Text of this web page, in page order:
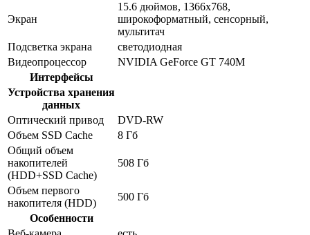
Экран
15.6 дюймов, 1366x768,
широкоформатный, сенсорный,
мультитач
Подсветка экрана
светодиодная
Видеопроцессор
NVIDIA GeForce GT 740M
Интерфейсы
Устройства хранения
данных
Оптический привод
DVD-RW
Объем SSD Cache
8 Гб
Общий объем
накопителей
(HDD+SSD Cache)
508 Гб
Объем первого
накопителя (HDD)
500 Гб
Особенности